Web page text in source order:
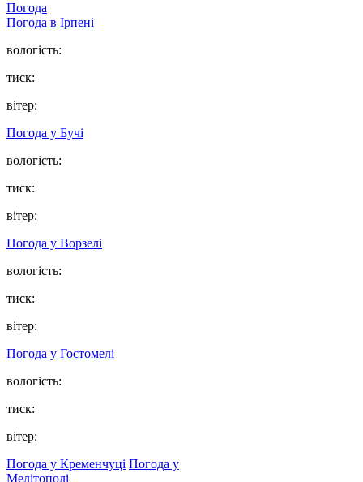
Погода
Погода в Ірпені
вологість:
тиск:
вітер:
Погода у Бучі
вологість:
тиск:
вітер:
Погода у Ворзелі
вологість:
тиск:
вітер:
Погода у Гостомелі
вологість:
тиск:
вітер:
Погода у Кременчуці Погода у
Мелітополі